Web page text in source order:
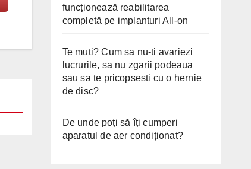
funcționează reabilitarea
completă pe implanturi All-on
Te muti? Cum sa nu-ti avariezi
lucrurile, sa nu zgarii podeaua
sau sa te pricopsesti cu o hernie
de disc?
De unde poți să îți cumperi
aparatul de aer condiționat?